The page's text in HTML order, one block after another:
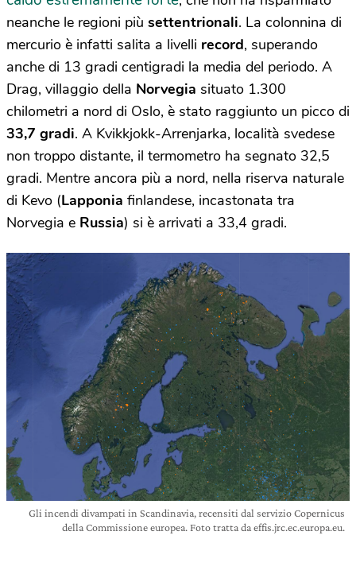
neanche le regioni più settentrionali. La colonnina di
mercurio è infatti salita a livelli record, superando
anche di 13 gradi centigradi la media del periodo. A
Drag, villaggio della Norvegia situato 1.300
chilometri a nord di Oslo, è stato raggiunto un picco di
33,7 gradi. A Kvikkjokk-Arrenjarka, località svedese
non troppo distante, il termometro ha segnato 32,5
gradi. Mentre ancora più a nord, nella riserva naturale
di Kevo (Lapponia finlandese, incastonata tra
Norvegia e Russia) si è arrivati a 33,4 gradi.
Gli incendi divampati in Scandinavia, recensiti dal servizio Copernicus
della Commissione europea. Foto tratta da effis.jrc.ec.europa.eu.